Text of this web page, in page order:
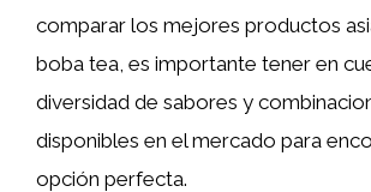
comparar los mejores productos
boba tea, es importante tener en
diversidad de sabores y
disponibles en el mercado para
opción perfecta.